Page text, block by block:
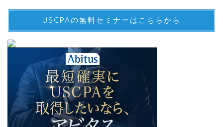
USCPAの無料セミナーはこちらから